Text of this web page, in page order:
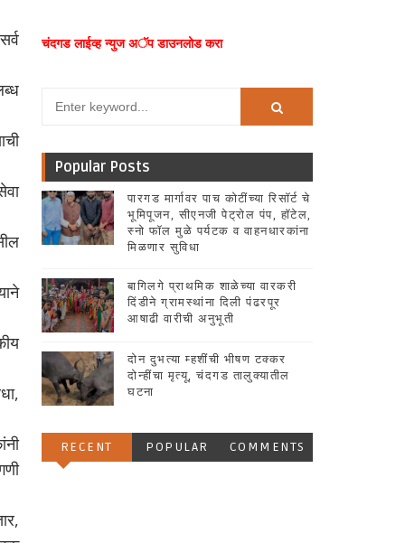
चंदगड लाईव्ह न्युज अॅप डाउनलोड करा
Popular Posts
पारगड मार्गावर पाच कोटींच्या रिसॉर्ट चे
भूमिपूजन, सीएनजी पेट्रोल पंप, हॉटेल,
स्नो फॉल मुळे पर्यटक व वाहनधारकांना
मिळणार सुविधा
बागिलगे प्राथमिक शाळेच्या वारकरी
दिंडीने ग्रामस्थांना दिली पंढरपूर
आषाढी वारीची अनुभूती
दोन दुभत्या म्हशींची भीषण टक्कर
दोन्हींचा मृत्यू, चंदगड तालुक्यातील
घटना
RECENT POPULAR COMMENTS